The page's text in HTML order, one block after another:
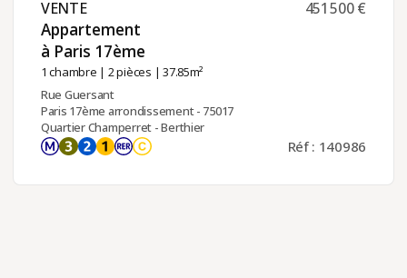
VENTE ​
Appartement
à Paris 17ème ​
1 chambre | 2 pièces | 37.85m²
451 500 €
Rue Guersant
Paris 17ème arrondissement - 75017
Quartier Champerret - Berthier
Réf : 140986